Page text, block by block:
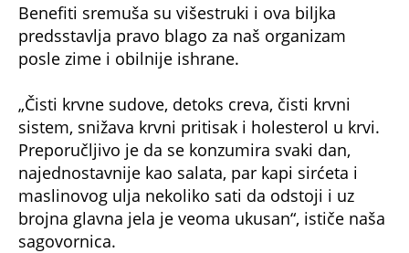
Benefiti sremuša su višestruki i ova biljka
predsstavlja pravo blago za naš organizam
posle zime i obilnije ishrane.
„Čisti krvne sudove, detoks creva, čisti krvni
sistem, snižava krvni pritisak i holesterol u krvi.
Preporučljivo je da se konzumira svaki dan,
najednostavnije kao salata, par kapi sirćeta i
maslinovog ulja nekoliko sati da odstoji i uz
brojna glavna jela je veoma ukusan“, ističe naša
sagovornica.